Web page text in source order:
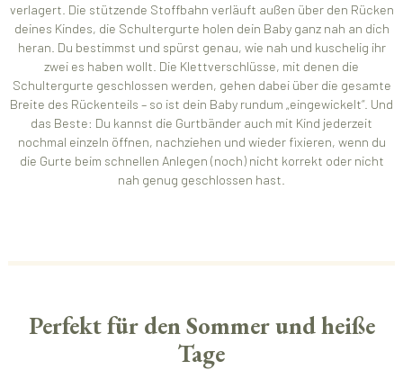
verlagert. Die stützende Stoffbahn verläuft außen über den Rücken
deines Kindes, die Schultergurte holen dein Baby ganz nah an dich
heran. Du bestimmst und spürst genau, wie nah und kuschelig ihr
zwei es haben wollt. Die Klettverschlüsse, mit denen die
Schultergurte geschlossen werden, gehen dabei über die gesamte
Breite des Rückenteils – so ist dein Baby rundum „eingewickelt“. Und
das Beste: Du kannst die Gurtbänder auch mit Kind jederzeit
nochmal einzeln öffnen, nachziehen und wieder fixieren, wenn du
die Gurte beim schnellen Anlegen (noch) nicht korrekt oder nicht
nah genug geschlossen hast.
Perfekt für den Sommer und heiße
Tage